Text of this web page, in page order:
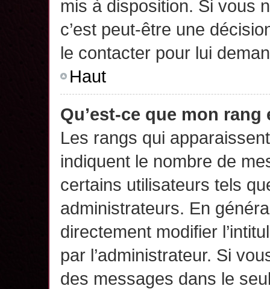
mis à disposition. Si vous
c’est peut-être une
le contacter pour lui
Haut
Qu’est-ce que mon
Les rangs qui
indiquent le nombre de
certains utilisateurs tels
administrateurs. En
directement modifier
par l’administrateur. Si
des messages dans le